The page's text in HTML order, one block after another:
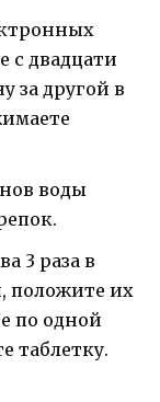
с двадцати
за другой в
воды
3 раза в
положите их
по одной
таблетку.